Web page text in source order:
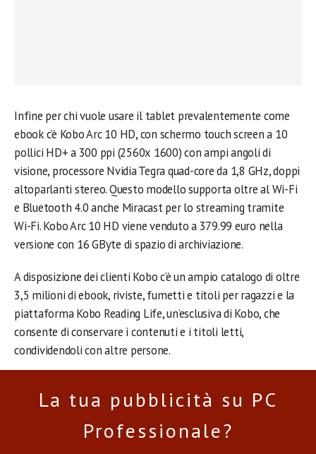
Infine per chi vuole usare il tablet prevalentemente come
ebook c’è Kobo Arc 10 HD, con schermo touch screen a 10
pollici HD+ a 300 ppi (2560x 1600) con ampi angoli di
visione, processore Nvidia Tegra quad-core da 1,8 GHz, doppi
altoparlanti stereo. Questo modello supporta oltre al Wi-Fi
e Bluetooth 4.0 anche Miracast per lo streaming tramite
Wi-Fi. Kobo Arc 10 HD viene venduto a 379.99 euro nella
versione con 16 GByte di spazio di archiviazione.
A disposizione dei clienti Kobo c’è un ampio catalogo di oltre
3,5 milioni di ebook, riviste, fumetti e titoli per ragazzi e la
piattaforma Kobo Reading Life, un’esclusiva di Kobo, che
consente di conservare i contenuti e i titoli letti,
condividendoli con altre persone.
La tua pubblicità su PC
Professionale?